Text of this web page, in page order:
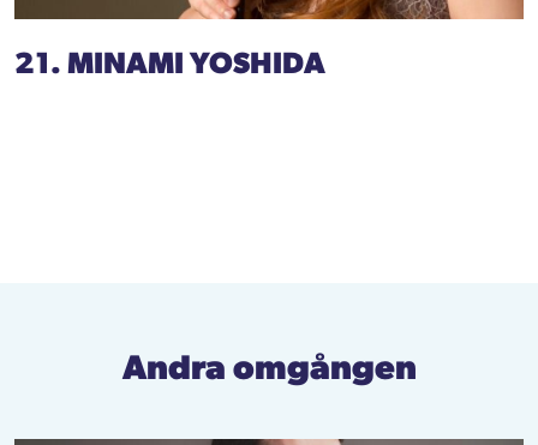
21. MINAMI YOSHIDA
Andra omgången